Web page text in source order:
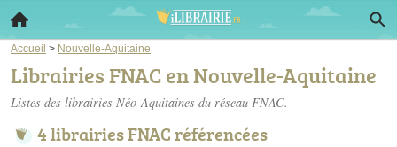
Accueil > Nouvelle-Aquitaine
Librairies FNAC en Nouvelle-Aquitaine
Listes des librairies Néo-Aquitaines du réseau FNAC.
4 librairies FNAC référencées